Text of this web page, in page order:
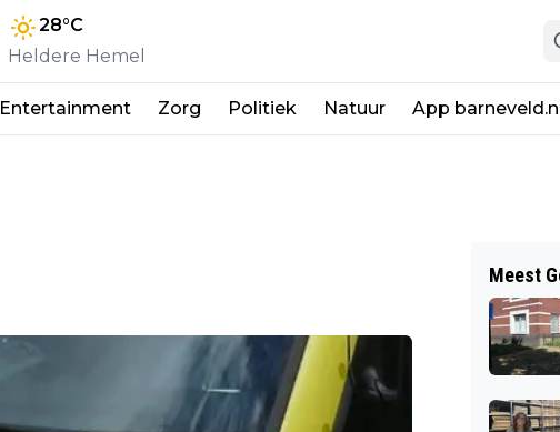
28°C
Heldere Hemel
Entertainment Zorg Politiek Natuur App
Meest